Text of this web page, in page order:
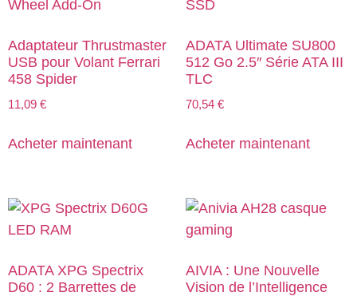
Adaptateur Thrustmaster
USB pour Volant Ferrari
458 Spider
11,09 €
Acheter maintenant
ADATA Ultimate SU800
512 Go 2.5″ Série ATA III
TLC
70,54 €
Acheter maintenant
ADATA XPG Spectrix
D60 : 2 Barrettes de
AIVIA : Une Nouvelle
Vision de l’Intelligence